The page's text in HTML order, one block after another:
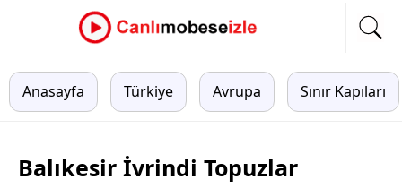
Anasayfa Türkiye Avrupa Sınır Kapıları
Balıkesir İvrindi Topuzlar